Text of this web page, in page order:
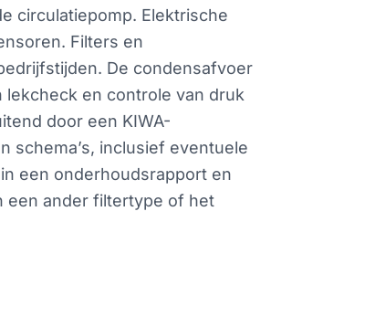
circulatiepomp. Elektrische
Filters en
De condensafvoer
en controle van druk
door een KIWA-
schema’s, inclusief eventuele
een onderhoudsrapport en
een ander filtertype of het